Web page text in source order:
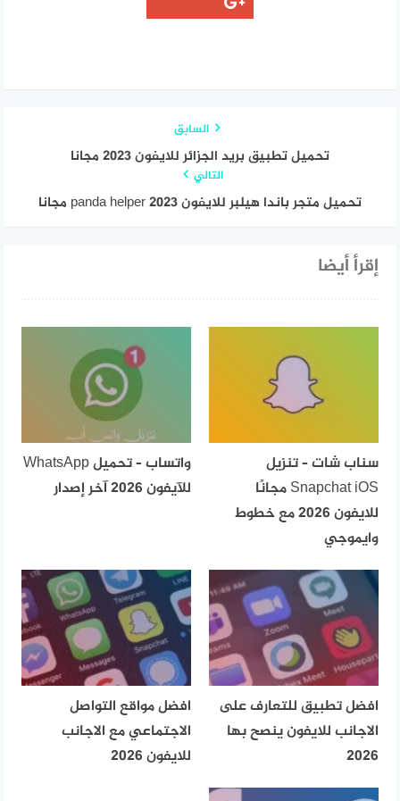
السابق
تحميل تطبيق بريد الجزائر للايفون 2023 مجانا
التالي
تحميل متجر باندا هيلبر للايفون 2023 panda helper مجانا
إقرأ أيضا
سناب شات – تنزيل
Snapchat iOS مجانًا
للايفون 2026 مع خطوط
وايموجي
واتساب – تحميل WhatsApp
للآيفون 2026 آخر إصدار
افضل تطبيق للتعارف على
الاجانب للايفون ينصح بها
2026
افضل مواقع التواصل
الاجتماعي مع الاجانب
للايفون 2026